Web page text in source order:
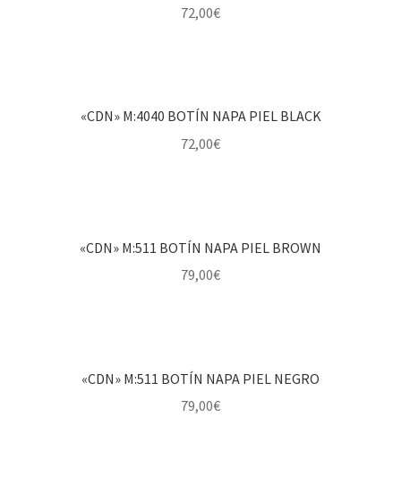
72,00€
«CDN» M:4040 BOTÍN NAPA PIEL BLACK
72,00€
«CDN» M:511 BOTÍN NAPA PIEL BROWN
79,00€
«CDN» M:511 BOTÍN NAPA PIEL NEGRO
79,00€